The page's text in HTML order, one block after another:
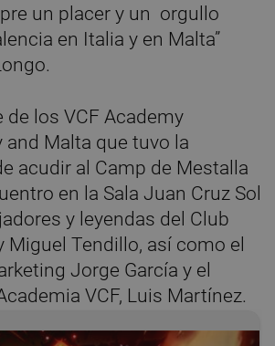
un placer y un orgullo
en Italia y en Malta”
de los VCF Academy
and Malta que tuvo la
acudir al Camp de Mestalla
en la Sala Juan Cruz Sol
y leyendas del Club
Miguel Tendillo, así como el
Jorge García y el
VCF, Luis Martínez.